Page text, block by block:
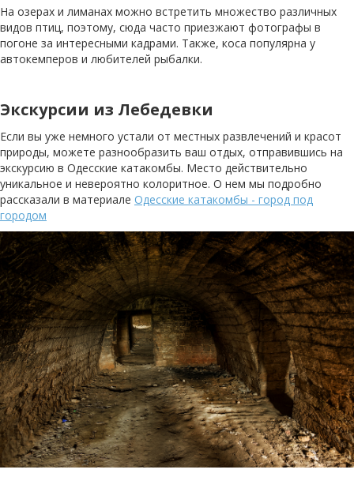
На озерах и лиманах можно встретить множество различных
видов птиц, поэтому, сюда часто приезжают фотографы в
погоне за интересными кадрами. Также, коса популярна у
автокемперов и любителей рыбалки.
Экскурсии из Лебедевки
Если вы уже немного устали от местных развлечений и красот
природы, можете разнообразить ваш отдых, отправившись на
экскурсию в Одесские катакомбы. Место действительно
уникальное и невероятно колоритное. О нем мы подробно
рассказали в материале Одесские катакомбы - город под
городом